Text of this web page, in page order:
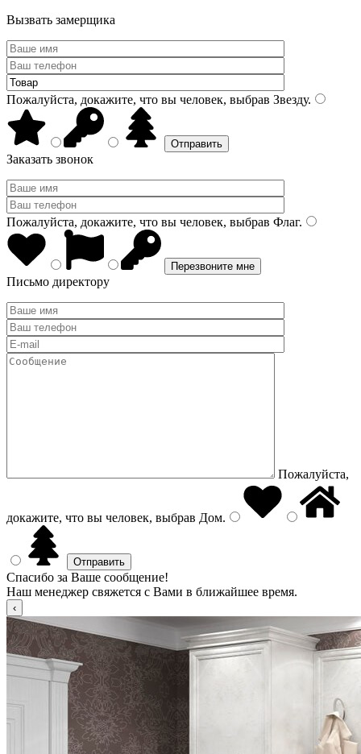
Вызвать замерщика
Пожалуйста, докажите, что вы человек, выбрав Звезду.
Заказать звонок
Пожалуйста, докажите, что вы человек, выбрав Флаг.
Письмо директору
Пожалуйста,
докажите, что вы человек, выбрав Дом.
Спасибо за Ваше сообщение!
Наш менеджер свяжется с Вами в ближайшее время.